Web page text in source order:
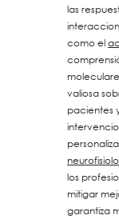
las
como el
valiosa
pacientes
los
mitigar
garantiza